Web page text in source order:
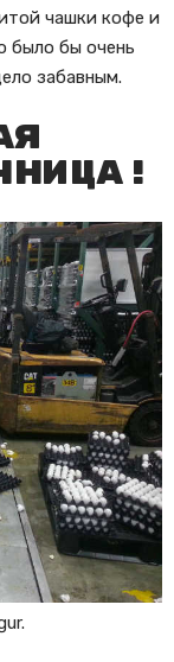
чашки кофе и
было бы очень
забавным.